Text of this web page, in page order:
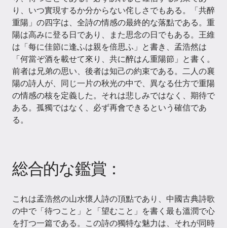
り、いつ實現するか分からない侘しさでもある。「共醉
重陽」の四字は、全詩の情感の最終的な落點である。重
陽は高みに登る日であり、また思念の日でもある。王維
は「每に佳節に逢ふは親を倍思ふ」と書き、孟浩然は
「何當ぞ酒を載せて來り、共に醉はん重陽節」と書く。
前者は兄弟の思い、後者は知己の約束である。二人の襄
陽の詩人が、同じ一片の秋光の中で、異なる仕方で重陽
の情感の核を定義した。それは悲しみではなく、期待で
ある。孤獨ではなく、必ず再會できるという確信であ
る。
総合的な鑑賞：
これは孟浩然の山水懷人詩の頂點であり、中國古典詩歌
の中で「待つこと」と「望むこと」を書く最も溫潤で心
を打つ一篇である。この詩の獨特な魅力は、それが同時